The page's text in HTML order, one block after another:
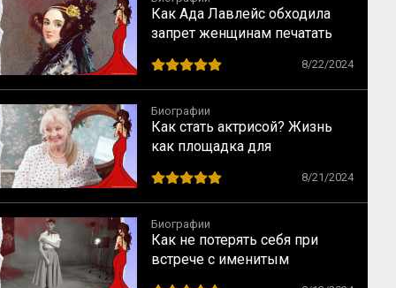
Как Ада Лавлейс обходила
запрет женщинам печатать
8/22/2024
Биографии
Как стать актрисой? Жизнь
как площадка для
8/21/2024
Биографии
Как не потерять себя при
встрече с именитым